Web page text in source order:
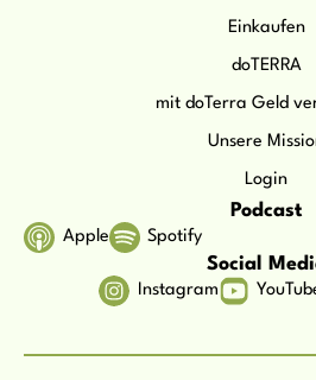
Einkaufen
doTERRA
mit doTerra Geld
Unsere
Login
Podcast
Apple Spotify
Social
Instagram